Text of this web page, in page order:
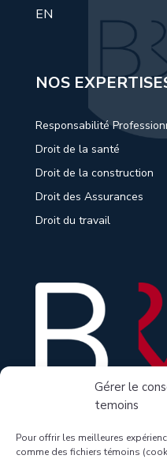
Gérer le
temoins
Pour offrir les meilleures
comme des fichiers témoins
EN
NOS
Responsabilité
Droit de la santé
Droit de la construction
Droit des Assurances
Droit du travail